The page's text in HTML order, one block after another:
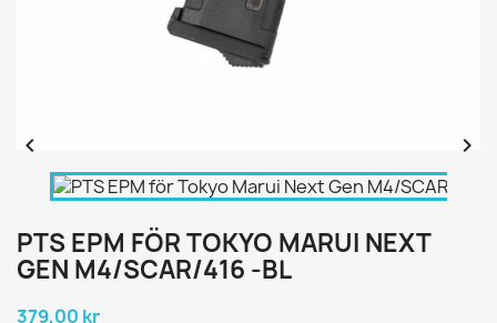
 
PTS EPM FÖR TOKYO MARUI NEXT
GEN M4/SCAR/416 -BL
379,00 kr